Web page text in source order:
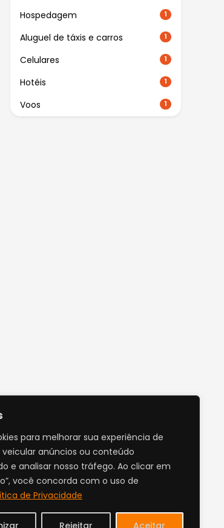
para melhorar sua experiência de
anúncios ou conteúdo
e analisar nosso tráfego. Ao clicar em
você concorda com o uso de
de Privacidade
Rejeitar Aceitar
Hospedagem 1
Aluguel de táxis e carros 1
Celulares 1
Hotéis 1
Voos 1